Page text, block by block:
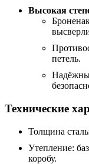
Высокая
петель.
Технические
Толщина
Утепление:
коробу.